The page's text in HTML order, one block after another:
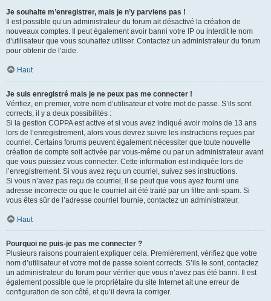
Je souhaite m’enregistrer, mais je n’y parviens pas !
Il est possible qu’un administrateur du forum ait désactivé la création de
nouveaux comptes. Il peut également avoir banni votre IP ou interdit le nom
d’utilisateur que vous souhaitez utiliser. Contactez un administrateur du forum
pour obtenir de l’aide.
Haut
Je suis enregistré mais je ne peux pas me connecter !
Vérifiez, en premier, votre nom d’utilisateur et votre mot de passe. S’ils sont
corrects, il y a deux possibilités :
Si la gestion COPPA est active et si vous avez indiqué avoir moins de 13 ans
lors de l’enregistrement, alors vous devrez suivre les instructions reçues par
courriel. Certains forums peuvent également nécessiter que toute nouvelle
création de compte soit activée par vous-même ou par un administrateur avant
que vous puissiez vous connecter. Cette information est indiquée lors de
l’enregistrement. Si vous avez reçu un courriel, suivez ses instructions.
Si vous n’avez pas reçu de courriel, il se peut que vous ayez fourni une
adresse incorrecte ou que le courriel ait été traité par un filtre anti-spam. Si
vous êtes sûr de l’adresse courriel fournie, contactez un administrateur.
Haut
Pourquoi ne puis-je pas me connecter ?
Plusieurs raisons pourraient expliquer cela. Premièrement, vérifiez que votre
nom d’utilisateur et votre mot de passe soient corrects. S’ils le sont, contactez
un administrateur du forum pour vérifier que vous n’avez pas été banni. Il est
également possible que le propriétaire du site Internet ait une erreur de
configuration de son côté, et qu’il devra la corriger.